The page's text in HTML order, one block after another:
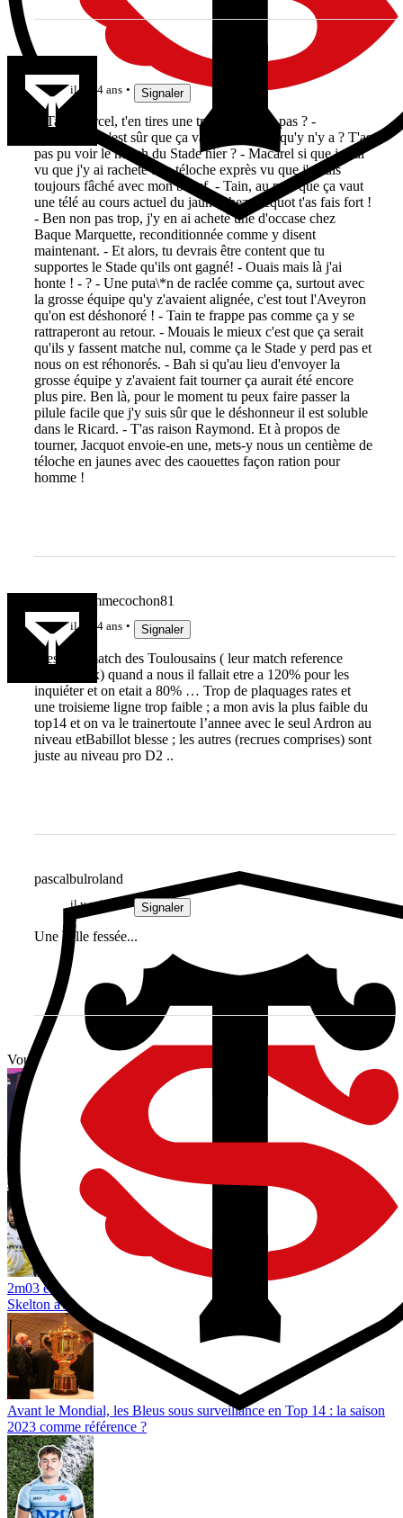
il y a 4 ans Signaler
\- Tain Marcel, t'en tires une tronche, ça va pas ? -
Puteborgne c'est sûr que ça va pas ! - Quoi qu'y n'y a ? T'as
pas pu voir le match du Stade hier ? - Macarel si que je l'ai
vu que j'y ai racheté une téloche exprès vu que j'y suis
toujours fâché avec mon beauf. - Tain, au prix que ça vaut
une télé au cours actuel du jaune chez Jacquot t'as fais fort !
- Ben non pas trop, j'y en ai acheté une d'occase chez
Baque Marquette, reconditionnée comme y disent
maintenant. - Et alors, tu devrais être content que tu
supportes le Stade qu'ils ont gagné! - Ouais mais là j'ai
honte ! - ? - Une puta\*n de raclée comme ça, surtout avec
la grosse équipe qu'y z'avaient alignée, c'est tout l'Aveyron
qu'on est déshonoré ! - Tain te frappe pas comme ça y se
rattraperont au retour. - Mouais le mieux c'est que ça serait
qu'ils y fassent matche nul, comme ça le Stade y perd pas et
nous on est réhonorés. - Bah si qu'au lieu d'envoyer la
grosse équipe y z'avaient fait tourner ça aurait été encore
plus pire. Ben là, pour le moment tu peux faire passer la
pilule facile que j'y suis sûr que le déshonneur il est soluble
dans le Ricard. - T'as raison Raymond. Et à propos de
tourner, Jacquot envoie-en une, mets-y nous un centième de
téloche en jaunes avec des caouettes façon ration pour
homme !
copainscommecochon81
il y a 4 ans Signaler
Tres bon match des Toulousains ( leur match reference
d’apres eux) quand a nous il fallait etre a 120% pour les
inquiéter et on etait a 80% … Trop de plaquages rates et
une troisieme ligne trop faible ; a mon avis la plus faible du
top14 et on va le trainertoute l’annee avec le seul Ardron au
niveau etBabillot blesse ; les autres (recrues comprises) sont
juste au niveau pro D2 ..
pascalbulroland
il y a 4 ans Signaler
Une belle fessée...
Vous avez tout lu ?
Toulouse et La Rochelle intéressés ? Toulon lorgne aussi ce talent
du XV de France
2m03 et 135 kg, cet ancien Clermontois en lice pour succéder à Will
Skelton avec les Wallabies ?
Avant le Mondial, les Bleus sous surveillance en Top 14 : la saison
2023 comme référence ?